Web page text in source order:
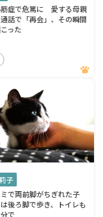
筋症で危篤に 愛する母親
話で「再会」、その瞬間
った
子
ミで両前脚がちぎれた子
後ろ脚で歩き、トイレも
で